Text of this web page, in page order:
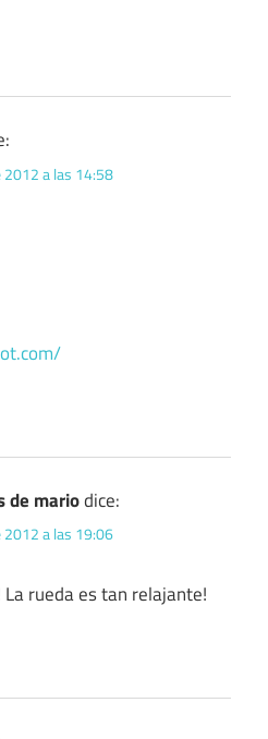
2012 a las 14:58
de mariodice:
2012 a las 19:06
rueda es tan relajante!